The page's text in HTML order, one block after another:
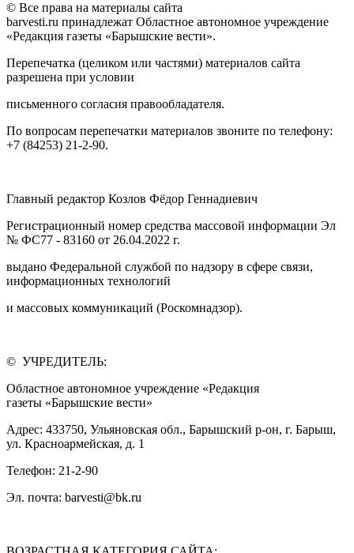
© Все права на материалы сайта
barvesti.ru принадлежат Областное автономное учреждение
«Редакция газеты «Барышские вести».
Перепечатка (целиком или частями) материалов сайта
разрешена при условии
письменного согласия правообладателя.
По вопросам перепечатки материалов звоните по телефону:
+7 (84253) 21-2-90.
Главный редактор Козлов Фёдор Геннадиевич
Регистрационный номер средства массовой информации Эл
№ ФС77 - 83160 от 26.04.2022 г.
выдано Федеральной службой по надзору в сфере связи,
информационных технологий
и массовых коммуникаций (Роскомнадзор).
© УЧРЕДИТЕЛЬ:
Областное автономное учреждение «Редакция
газеты «Барышские вести»
Адрес: 433750, Ульяновская обл., Барышский р-он, г. Барыш,
ул. Красноармейская, д. 1
Телефон: 21-2-90
Эл. почта: barvesti@bk.ru